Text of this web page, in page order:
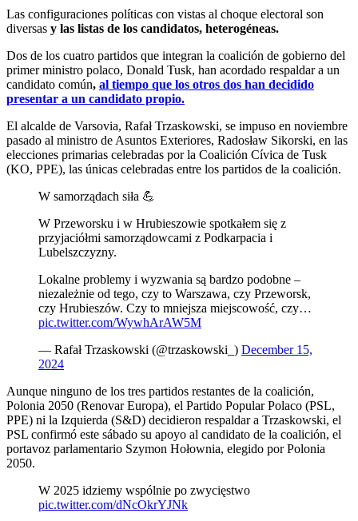
Las configuraciones políticas con vistas al choque electoral son
diversas y las listas de los candidatos, heterogéneas.
Dos de los cuatro partidos que integran la coalición de gobierno del
primer ministro polaco, Donald Tusk, han acordado respaldar a un
candidato común, al tiempo que los otros dos han decidido
presentar a un candidato propio.
El alcalde de Varsovia, Rafał Trzaskowski, se impuso en noviembre
pasado al ministro de Asuntos Exteriores, Radosław Sikorski, en las
elecciones primarias celebradas por la Coalición Cívica de Tusk
(KO, PPE), las únicas celebradas entre los partidos de la coalición.
W samorządach siła 💪
W Przeworsku i w Hrubieszowie spotkałem się z
przyjaciółmi samorządowcami z Podkarpacia i
Lubelszczyzny.
Lokalne problemy i wyzwania są bardzo podobne –
niezależnie od tego, czy to Warszawa, czy Przeworsk,
czy Hrubieszów. Czy to mniejsza miejscowość, czy…
pic.twitter.com/WywhArAW5M
— Rafał Trzaskowski (@trzaskowski_) December 15,
2024
Aunque ninguno de los tres partidos restantes de la coalición,
Polonia 2050 (Renovar Europa), el Partido Popular Polaco (PSL,
PPE) ni la Izquierda (S&D) decidieron respaldar a Trzaskowski, el
PSL confirmó este sábado su apoyo al candidato de la coalición, el
portavoz parlamentario Szymon Hołownia, elegido por Polonia
2050.
W 2025 idziemy wspólnie po zwycięstwo
pic.twitter.com/dNcOkrYJNk